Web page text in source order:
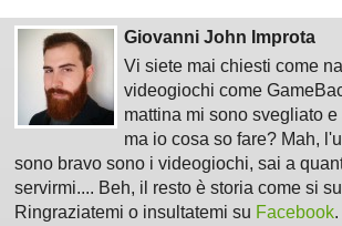
Giovanni John Improta
Vi siete mai chiesti come
videogiochi come
mattina mi sono svegliato
ma io cosa so fare? Mah,
sono bravo sono i videogiochi, sai a
servirmi.... Beh, il resto è storia come si
Ringraziatemi o insultatemi su Facebook.